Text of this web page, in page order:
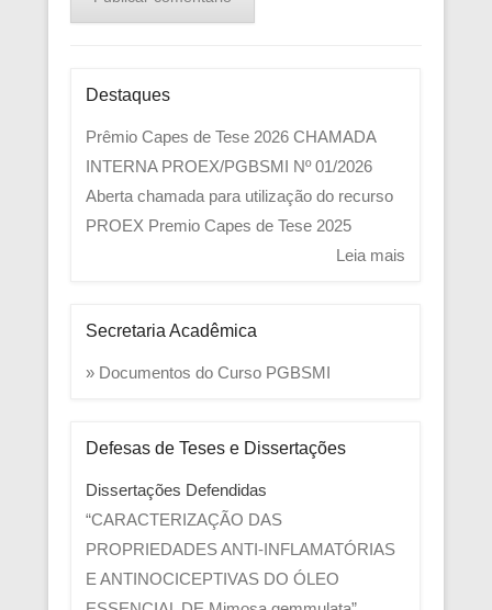
Destaques
Prêmio Capes de Tese 2026 CHAMADA
INTERNA PROEX/PGBSMI Nº 01/2026
Aberta chamada para utilização do recurso
PROEX Premio Capes de Tese 2025
Leia mais
Secretaria Acadêmica
» Documentos do Curso PGBSMI
Defesas de Teses e Dissertações
Dissertações Defendidas
“CARACTERIZAÇÃO DAS
PROPRIEDADES ANTI-INFLAMATÓRIAS
E ANTINOCICEPTIVAS DO ÓLEO